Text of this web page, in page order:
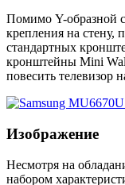
Помимо Y-образной
крепления на стену,
стандартных
кронштейны Mini
повесить телевизор
Изображение
Несмотря на
набором